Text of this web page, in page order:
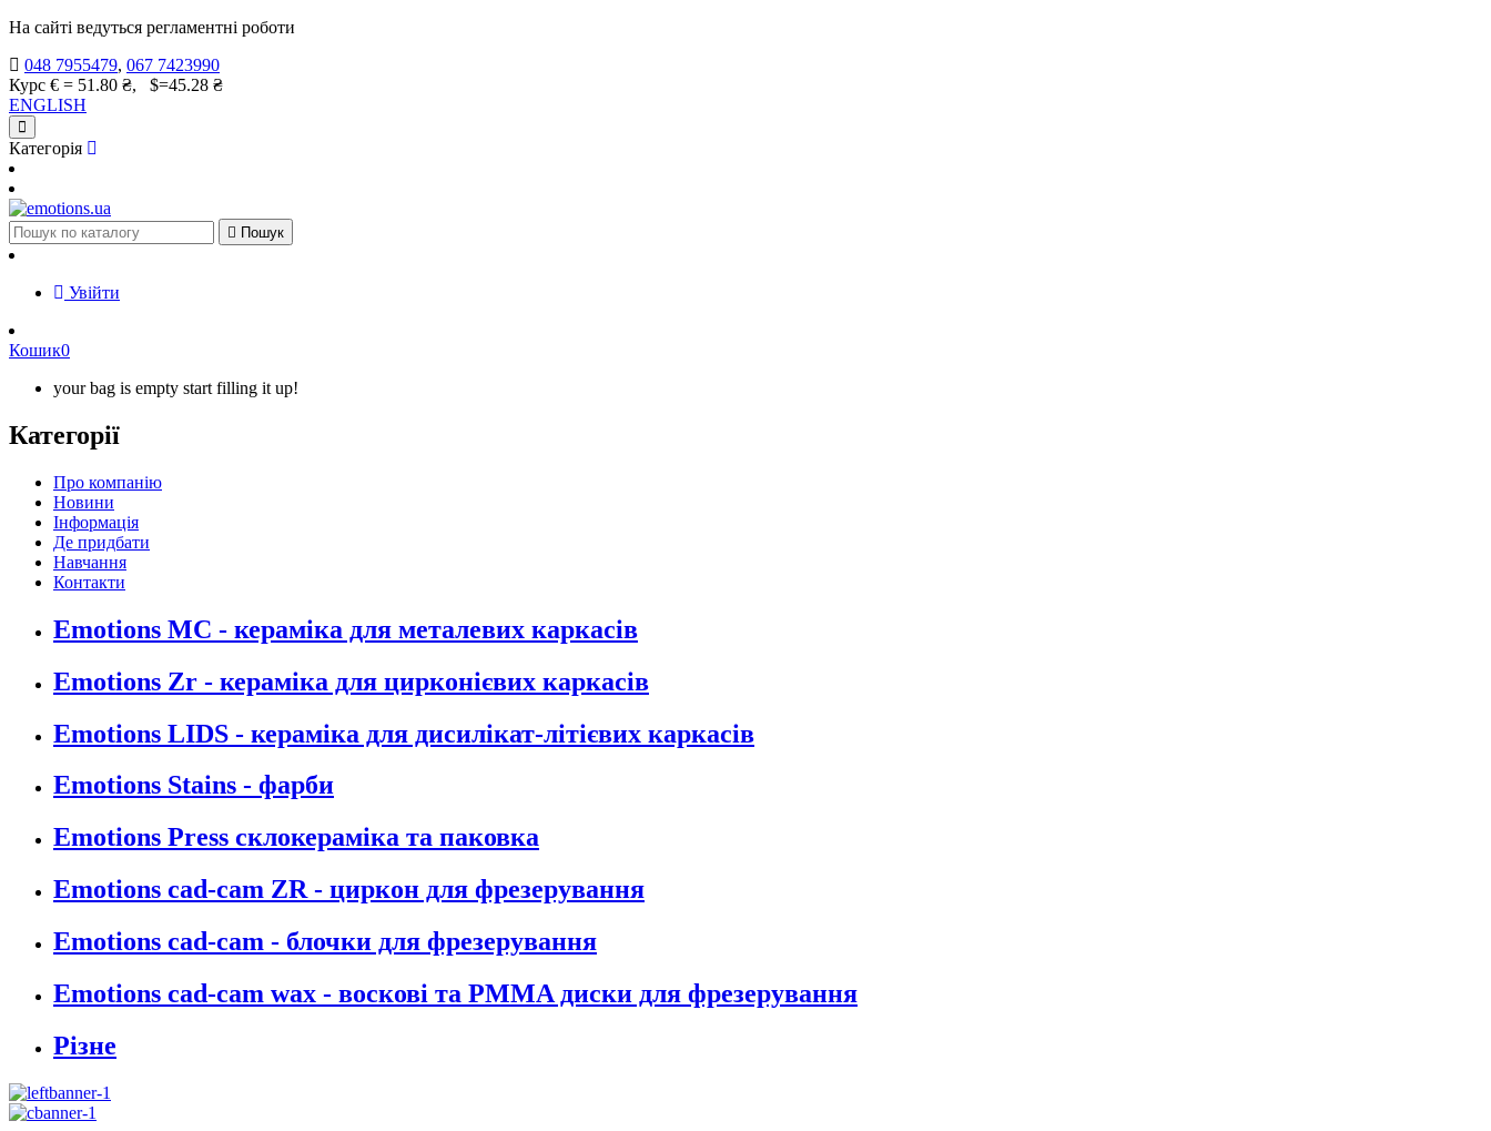
На сайті ведуться регламентні роботи
048 7955479, 067 7423990
Курс € = 51.80 ₴, $=45.28 ₴
ENGLISH
Категорія
 Пошук
Увійти
Кошик0
your bag is empty start filling it up!
Категорії
Про компанію
Новини
Інформація
Де придбати
Навчання
Контакти
Emotions MC - кераміка для металевих каркасів
Emotions Zr - кераміка для цирконієвих каркасів
Emotions LIDS - кераміка для дисилікат-літієвих каркасів
Emotions Stains - фарби
Emotions Press склокераміка та паковка
Emotions cad-cam ZR - циркон для фрезерування
Emotions cad-cam - блочки для фрезерування
Emotions cad-cam wax - воскові та PMMA диски для фрезерування
Різне